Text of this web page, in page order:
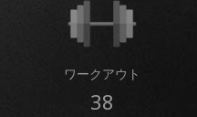
ワークアウト
38